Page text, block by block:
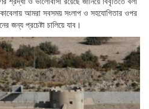
আমরা সবসময় সংলাপ ও সহযোগিতার ওপর
জন্য প্রচেষ্টা চালিয়ে যাব।